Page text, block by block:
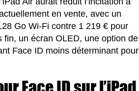
en vente, avec un
Go Wi-Fi contre 1 219 € pour
fin, un écran OLED, une option de
Face ID moins déterminant pour